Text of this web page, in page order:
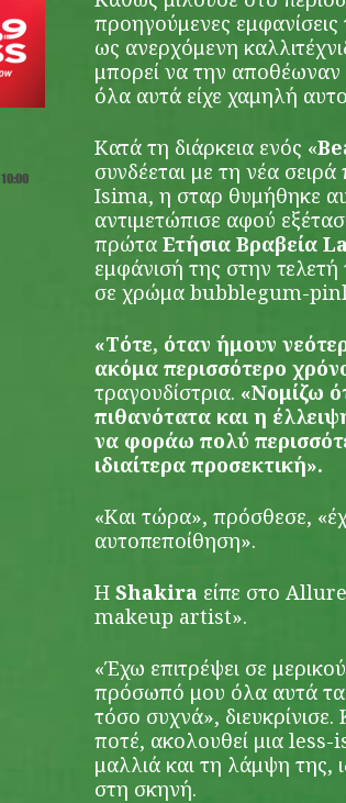
προηγούμενες εμφανίσεις
ως ανερχόμενη
μπορεί να την αποθέωναν
όλα αυτά είχε χαμηλή
Κατά τη διάρκεια ενός «
συνδέεται με τη νέα
Isima, η σταρ θυμήθηκε
αντιμετώπισε αφού
πρώτα Ετήσια Βραβεία
εμφάνισή της στην
σε χρώμα bubblegum-
«Τότε, όταν ήμουν
ακόμα περισσότερο
τραγουδίστρια. «Νομίζω
πιθανότατα και η
να φοράω πολύ
ιδιαίτερα προσεκτική».
«Και τώρα», πρόσθεσε,
αυτοπεποίθηση».
Η Shakira είπε στο
makeup artist».
«Έχω επιτρέψει σε
πρόσωπό μου όλα αυτά τα
τόσο συχνά»,
ποτέ, ακολουθεί μια
μαλλιά και τη λάμψη της,
στη σκηνή.